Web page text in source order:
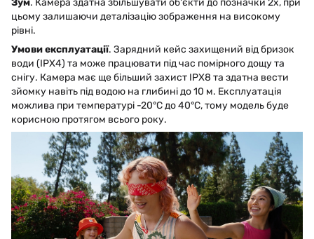
цьому залишаючи деталізацію зображення на високому
рівні.
Умови експлуатації. Зарядний кейс захищений від бризок
води (IPX4) та може працювати під час помірного дощу та
снігу. Камера має ще більший захист IPX8 та здатна вести
зйомку навіть під водою на глибині до 10 м. Експлуатація
можлива при температурі -20°C до 40°C, тому модель буде
корисною протягом всього року.